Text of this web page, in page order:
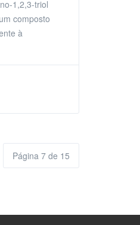
1,2,3-triol
composto
à
Página 7 de 15